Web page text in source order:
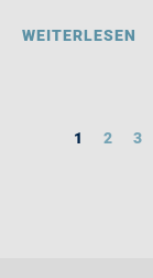
WEITERLESEN
1 2 3